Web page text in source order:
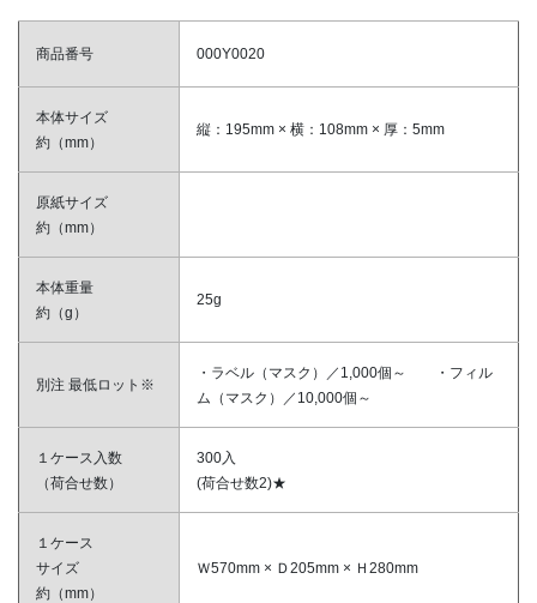
商品番号 000Y0020
本体サイズ
約（mm）
縦：195mm × 横：108mm × 厚：5mm
原紙サイズ
約（mm）
本体重量
約（g）
25g
別注 最低ロット※
・ラベル（マスク）／1,000個～ ・フィル
ム（マスク）／10,000個～
１ケース入数
（荷合せ数）
300入
(荷合せ数2)★
１ケース
サイズ
約（mm）
Ｗ570mm × Ｄ205mm × Ｈ280mm